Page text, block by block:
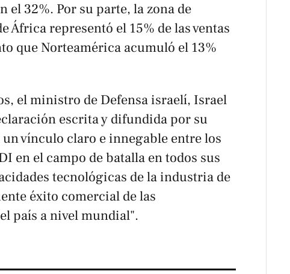
el 32%. Por su parte, la zona de
África representó el 15% de las ventas
que Norteamérica acumuló el 13%
el ministro de Defensa israelí, Israel
escrita y difundida por su
vínculo claro e innegable entre los
en el campo de batalla en todos sus
tecnológicas de la industria de
éxito comercial de las
país a nivel mundial".